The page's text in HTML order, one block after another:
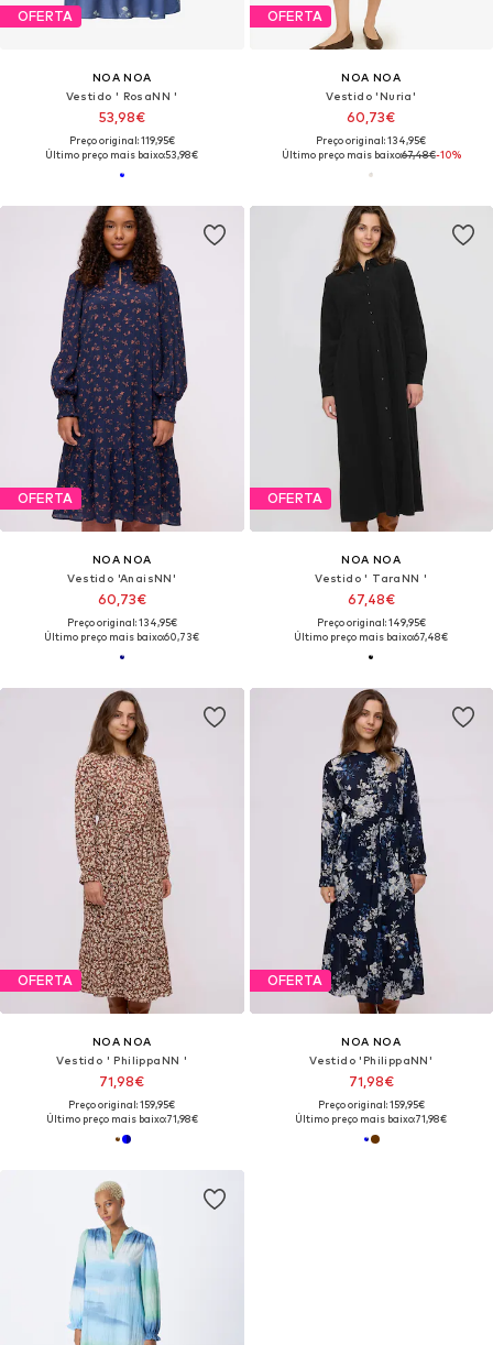
OFERTA
NOA NOA
Vestido ' RosaNN '
53,98€
Preço original: 119,95€
Último preço mais baixo:53,98€
OFERTA
NOA NOA
Vestido 'Nuria'
60,73€
Preço original: 134,95€
Último preço mais baixo:67,48€-10%
OFERTA
NOA NOA
Vestido 'AnaisNN'
60,73€
Preço original: 134,95€
Último preço mais baixo:60,73€
OFERTA
NOA NOA
Vestido ' TaraNN '
67,48€
Preço original: 149,95€
Último preço mais baixo:67,48€
OFERTA
NOA NOA
Vestido ' PhilippaNN '
71,98€
Preço original: 159,95€
Último preço mais baixo:71,98€
OFERTA
NOA NOA
Vestido 'PhilippaNN'
71,98€
Preço original: 159,95€
Último preço mais baixo:71,98€